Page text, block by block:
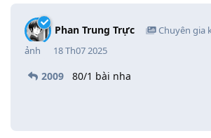
Phan Trung Trực
Chuyên gia
ảnh
18 Th07 2025
2009 80/1 bài nha